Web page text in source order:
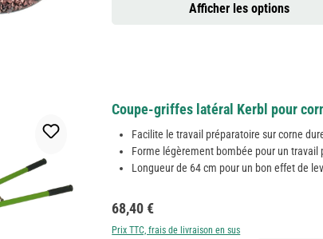
Afficher les options
Coupe-griffes latéral Kerbl pour
Facilite le travail préparatoire sur corne
Forme légèrement bombée pour un travail
Longueur de 64 cm pour un bon effet de
Prix régulier :
68,40 €
Prix TTC, frais de livraison en sus